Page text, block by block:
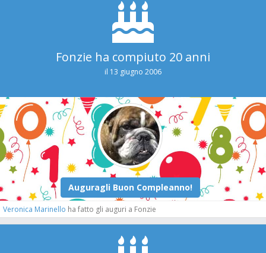
Fonzie ha compiuto 20 anni
il 13 giugno 2006
Veronica Marinello ha fatto gli auguri a Fonzie